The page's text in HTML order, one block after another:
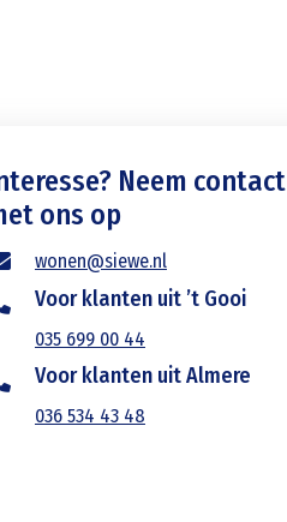
Neem contact
ons op
wonen@siewe.nl
Voor klanten uit ’t Gooi
035 699 00 44
Voor klanten uit Almere
036 534 43 48